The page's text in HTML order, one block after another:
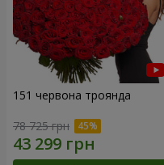
151 червона троянда
78 725 грн